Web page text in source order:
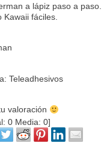
a lápiz paso a paso.
fáciles.
Teleadhesivos
valoración
0 Media: 0]